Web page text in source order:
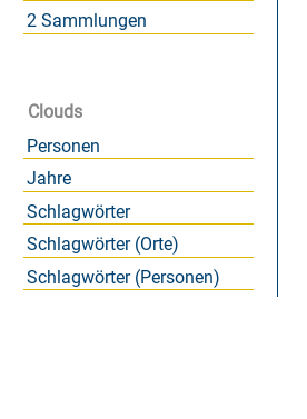
2 Sammlungen
Clouds
Personen
Jahre
Schlagwörter
Schlagwörter (Orte)
Schlagwörter (Personen)